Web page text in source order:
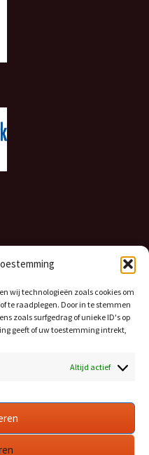
wij technologieën zoals cookies om
te raadplegen. Door in te stemmen
zoals surfgedrag of unieke ID's op
geeft of uw toestemming intrekt,
Altijd actief